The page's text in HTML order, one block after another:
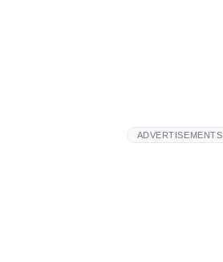
ADVERTISEMENTS